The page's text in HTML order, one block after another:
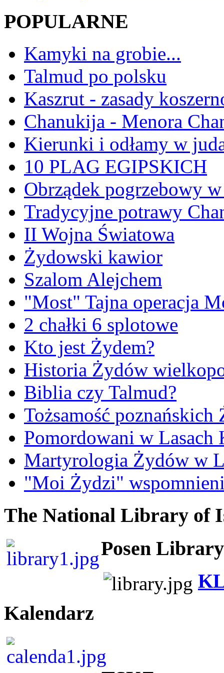
POPULARNE
Kamyki na grobie...
Talmud po polsku
Kaszrut - zasady
Chanukija - Menora
Kierunki i odłamy w
10 PLAG EGIPSKICH
Obrządek pogrzebowy
Tradycyjne potrawy
II Wojna Światowa
Żydowski kawior
Szalom Alejchem
"Most" Tajna operacja
2 chałki 6 splotowe
Kto jest Żydem?
Historia Żydów
Biblia czy Talmud?
Tożsamość poznańskich
Pomordowani w Lasach
Martyrologia Żydów w
"Moi Żydzi"
The National Library of
Posen Library
Kalendarz